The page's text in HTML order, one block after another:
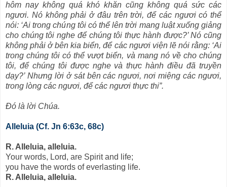
hôm nay không quá khó khăn cũng không quá sức các
ngươi. Nó không phải ở đâu trên trời, để các ngươi có thể
nói: ‘Ai trong chúng tôi có thể lên trời mang luật xuống giảng
cho chúng tôi nghe để chúng tôi thực hành được?’ Nó cũng
không phải ở bên kia biển, để các ngươi viện lẽ nói rằng: ‘Ai
trong chúng tôi có thể vượt biển, và mang nó về cho chúng
tôi, để chúng tôi được nghe và thực hành điều đã truyền
dạy?’ Nhưng lời ở sát bên các ngươi, nơi miệng các ngươi,
trong lòng các ngươi, để các ngươi thực thi”.
Ðó là lời Chúa.
Alleluia (Cf. Jn 6:63c, 68c)
R. Alleluia, alleluia.
Your words, Lord, are Spirit and life;
you have the words of everlasting life.
R. Alleluia, alleluia.